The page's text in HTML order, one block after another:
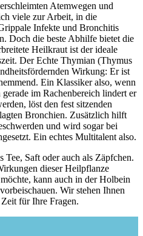
Atemwegen und
viele zur Arbeit, in die
Infekte und Bronchitis
Doch die beste Abhilfe bietet die
Heilkraut ist der ideale
Der Echte Thymian (Thymus
Wirkung: Er ist
Ein Klassiker also, wenn
im Rachenbereich lindert er
löst den fest sitzenden
Bronchien. Zusätzlich hilft
und wird sogar bei
Ein echtes Multitalent also.
Saft oder auch als Zäpfchen.
dieser Heilpflanze
kann auch in der Holbein
Wir stehen Ihnen
für Ihre Fragen.